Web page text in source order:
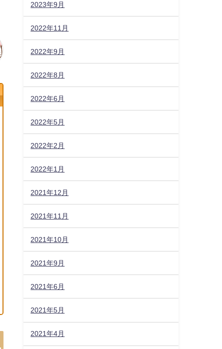
2023年9月
2022年11月
2022年9月
2022年8月
2022年6月
2022年5月
2022年2月
2022年1月
2021年12月
2021年11月
2021年10月
2021年9月
2021年6月
2021年5月
2021年4月